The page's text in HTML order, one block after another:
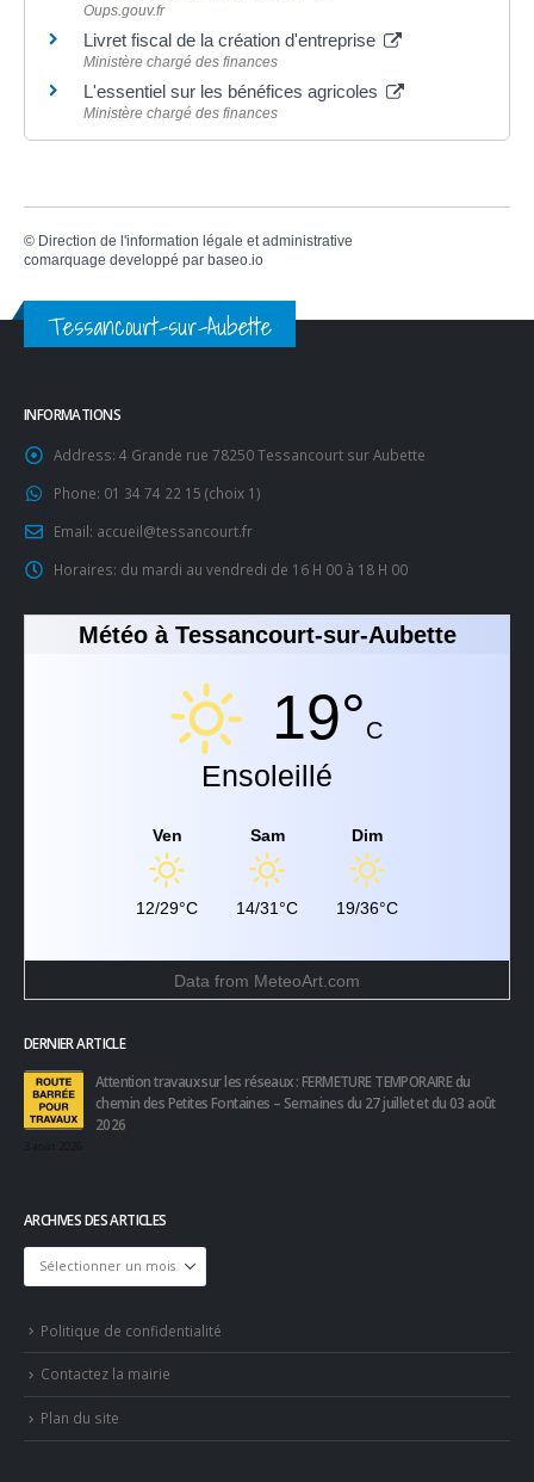
Oups.gouv.fr
Livret fiscal de la création d'entreprise
Ministère chargé des finances
L'essentiel sur les bénéfices agricoles
Ministère chargé des finances
© Direction de l'information légale et administrative
comarquage developpé par baseo.io
Tessancourt-sur-Aubette
INFORMATIONS
Address: 4 Grande rue 78250 Tessancourt sur Aubette
Phone: 01 34 74 22 15 (choix 1)
Email: accueil@tessancourt.fr
Horaires: du mardi au vendredi de 16 H 00 à 18 H 00
Météo à Tessancourt-sur-Aubette
19°C
Ensoleillé
Ven
12/29°C
Sam
14/31°C
Dim
19/36°C
Data from MeteoArt.com
DERNIER ARTICLE
Attention travaux sur les réseaux : FERMETURE TEMPORAIRE du
chemin des Petites Fontaines – Semaines du 27 juillet et du 03 août
2026
ARCHIVES DES ARTICLES
Archives
des
Politique de confidentialité
Contactez la mairie
Plan du site